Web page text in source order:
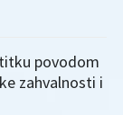
povodom
zahvalnosti i